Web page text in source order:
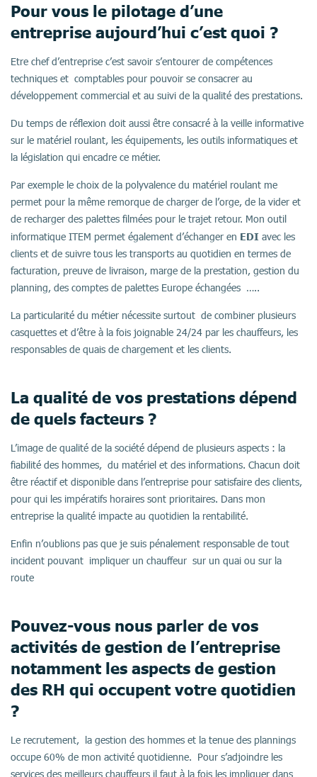
Pour vous le pilotage d’une
entreprise aujourd’hui c’est quoi ?
Etre chef d’entreprise c’est savoir s’entourer de compétences
techniques et comptables pour pouvoir se consacrer au
développement commercial et au suivi de la qualité des prestations.
Du temps de réflexion doit aussi être consacré à la veille informative
sur le matériel roulant, les équipements, les outils informatiques et
la législation qui encadre ce métier.
Par exemple le choix de la polyvalence du matériel roulant me
permet pour la même remorque de charger de l’orge, de la vider et
de recharger des palettes filmées pour le trajet retour. Mon outil
informatique ITEM permet également d’échanger en EDI avec les
clients et de suivre tous les transports au quotidien en termes de
facturation, preuve de livraison, marge de la prestation, gestion du
planning, des comptes de palettes Europe échangées …..
La particularité du métier nécessite surtout de combiner plusieurs
casquettes et d’être à la fois joignable 24/24 par les chauffeurs, les
responsables de quais de chargement et les clients.
La qualité de vos prestations dépend
de quels facteurs ?
L’image de qualité de la société dépend de plusieurs aspects : la
fiabilité des hommes, du matériel et des informations. Chacun doit
être réactif et disponible dans l’entreprise pour satisfaire des clients,
pour qui les impératifs horaires sont prioritaires. Dans mon
entreprise la qualité impacte au quotidien la rentabilité.
Enfin n’oublions pas que je suis pénalement responsable de tout
incident pouvant impliquer un chauffeur sur un quai ou sur la
route
Pouvez-vous nous parler de vos
activités de gestion de l’entreprise
notamment les aspects de gestion
des RH qui occupent votre quotidien
?
Le recrutement, la gestion des hommes et la tenue des plannings
occupe 60% de mon activité quotidienne. Pour s’adjoindre les
services des meilleurs chauffeurs il faut à la fois les impliquer dans